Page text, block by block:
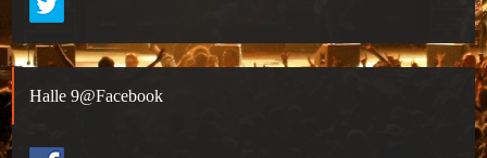
Halle 9@Facebook